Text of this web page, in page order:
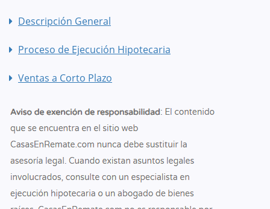
Descripción General
Proceso de Ejecución Hipotecaria
Ventas a Corto Plazo